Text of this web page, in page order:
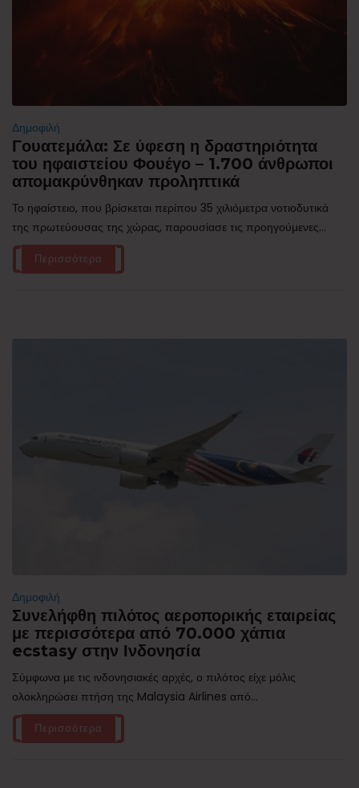
Δημοφιλή
Γουατεμάλα: Σε ύφεση η δραστηριότητα
του ηφαιστείου Φουέγο – 1.700 άνθρωποι
απομακρύνθηκαν προληπτικά
Το ηφαίστειο, που βρίσκεται περίπου 35 χιλιόμετρα νοτιοδυτικά
της πρωτεύουσας της χώρας, παρουσίασε τις προηγούμενες...
Περισσότερα
Δημοφιλή
Συνελήφθη πιλότος αεροπορικής εταιρείας
με περισσότερα από 70.000 χάπια
ecstasy στην Ινδονησία
Σύμφωνα με τις ινδονησιακές αρχές, ο πιλότος είχε μόλις
ολοκληρώσει πτήση της Malaysia Airlines από...
Περισσότερα